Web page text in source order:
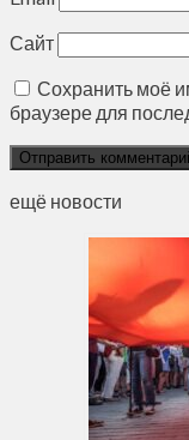
Сайт
Сохранить моё
браузере для
ещё новости